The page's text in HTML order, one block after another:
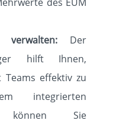
verwalten:
Der
hilft Ihnen,
Teams effektiv zu
integrierten
können Sie